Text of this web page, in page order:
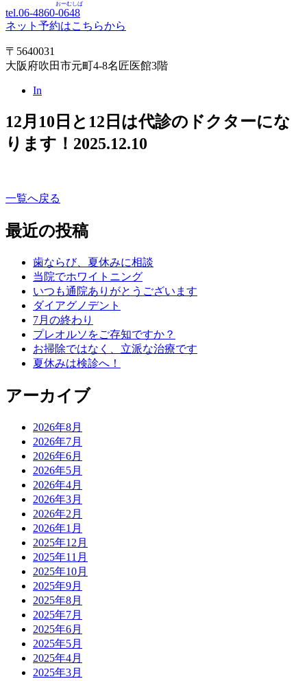
tel.06-4860-0648
おーむしば
ネット予約はこちらから
〒5640031
大阪府吹田市元町4-8名匠医館3階
In
12月10日と12日は代診のドクターにな
ります！ 2025.12.10
一覧へ戻る
最近の投稿
歯ならび、夏休みに相談
当院でホワイトニング
いつも通院ありがとうございます
ダイアグノデント
7月の終わり
プレオルソをご存知ですか？
お掃除ではなく、立派な治療です
夏休みは検診へ！
アーカイブ
2026年8月
2026年7月
2026年6月
2026年5月
2026年4月
2026年3月
2026年2月
2026年1月
2025年12月
2025年11月
2025年10月
2025年9月
2025年8月
2025年7月
2025年6月
2025年5月
2025年4月
2025年3月